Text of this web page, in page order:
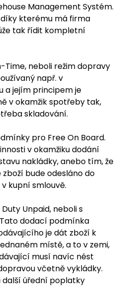
Management Systém.
kterému má firma
tak řídit kompletní
neboli režim dopravy
např. v
a jejím principem je
v okamžik spotřeby tak,
skladování.
pro Free On Board.
v okamžiku dodání
nakládky, anebo tím, že
bude odesláno do
kupní smlouvě.
Unpaid, neboli s
dodací podmínka
je dát zboží k
místě, a to v zemi,
musí navíc nést
včetně vykládky.
další úřední poplatky